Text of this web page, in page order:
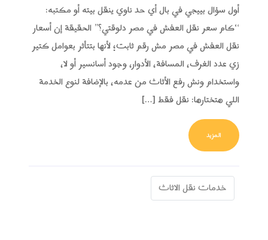
أول سؤال بييجي في بال أي حد ناوي ينقل بيته أو مكتبه:
“كام سعر نقل العفش في مصر دلوقتي؟” الحقيقة إن أسعار
نقل العفش في مصر مش رقم ثابت؛ لأنها بتتأثر بعوامل كتير
زي عدد الغرف، المسافة، الأدوار، وجود أسانسير أو لا،
واستخدام ونش رفع الأثاث من عدمه، بالإضافة لنوع الخدمة
اللي هتختارها: نقل فقط […]
المزيدFROM أسعار نقل العفش في مصر 2025 – دليل كامل لتكلفة نقل الأثاث والعوامل المؤثرة
خدمات نقل الاثاث